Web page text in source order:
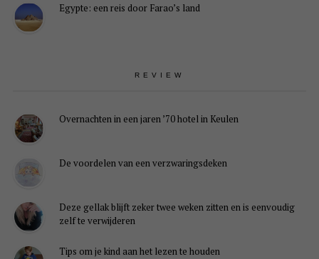
Egypte: een reis door Farao’s land
REVIEW
Overnachten in een jaren ’70 hotel in Keulen
De voordelen van een verzwaringsdeken
Deze gellak blijft zeker twee weken zitten en is eenvoudig
zelf te verwijderen
Tips om je kind aan het lezen te houden